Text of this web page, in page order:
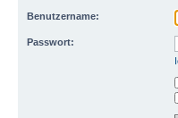
Benutzername:
Passwort: